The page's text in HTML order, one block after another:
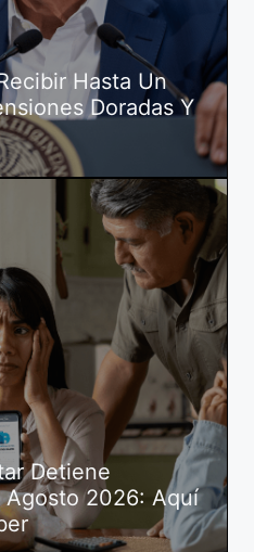
Hasta Un
Doradas Y
Detiene
Agosto 2026: Aquí